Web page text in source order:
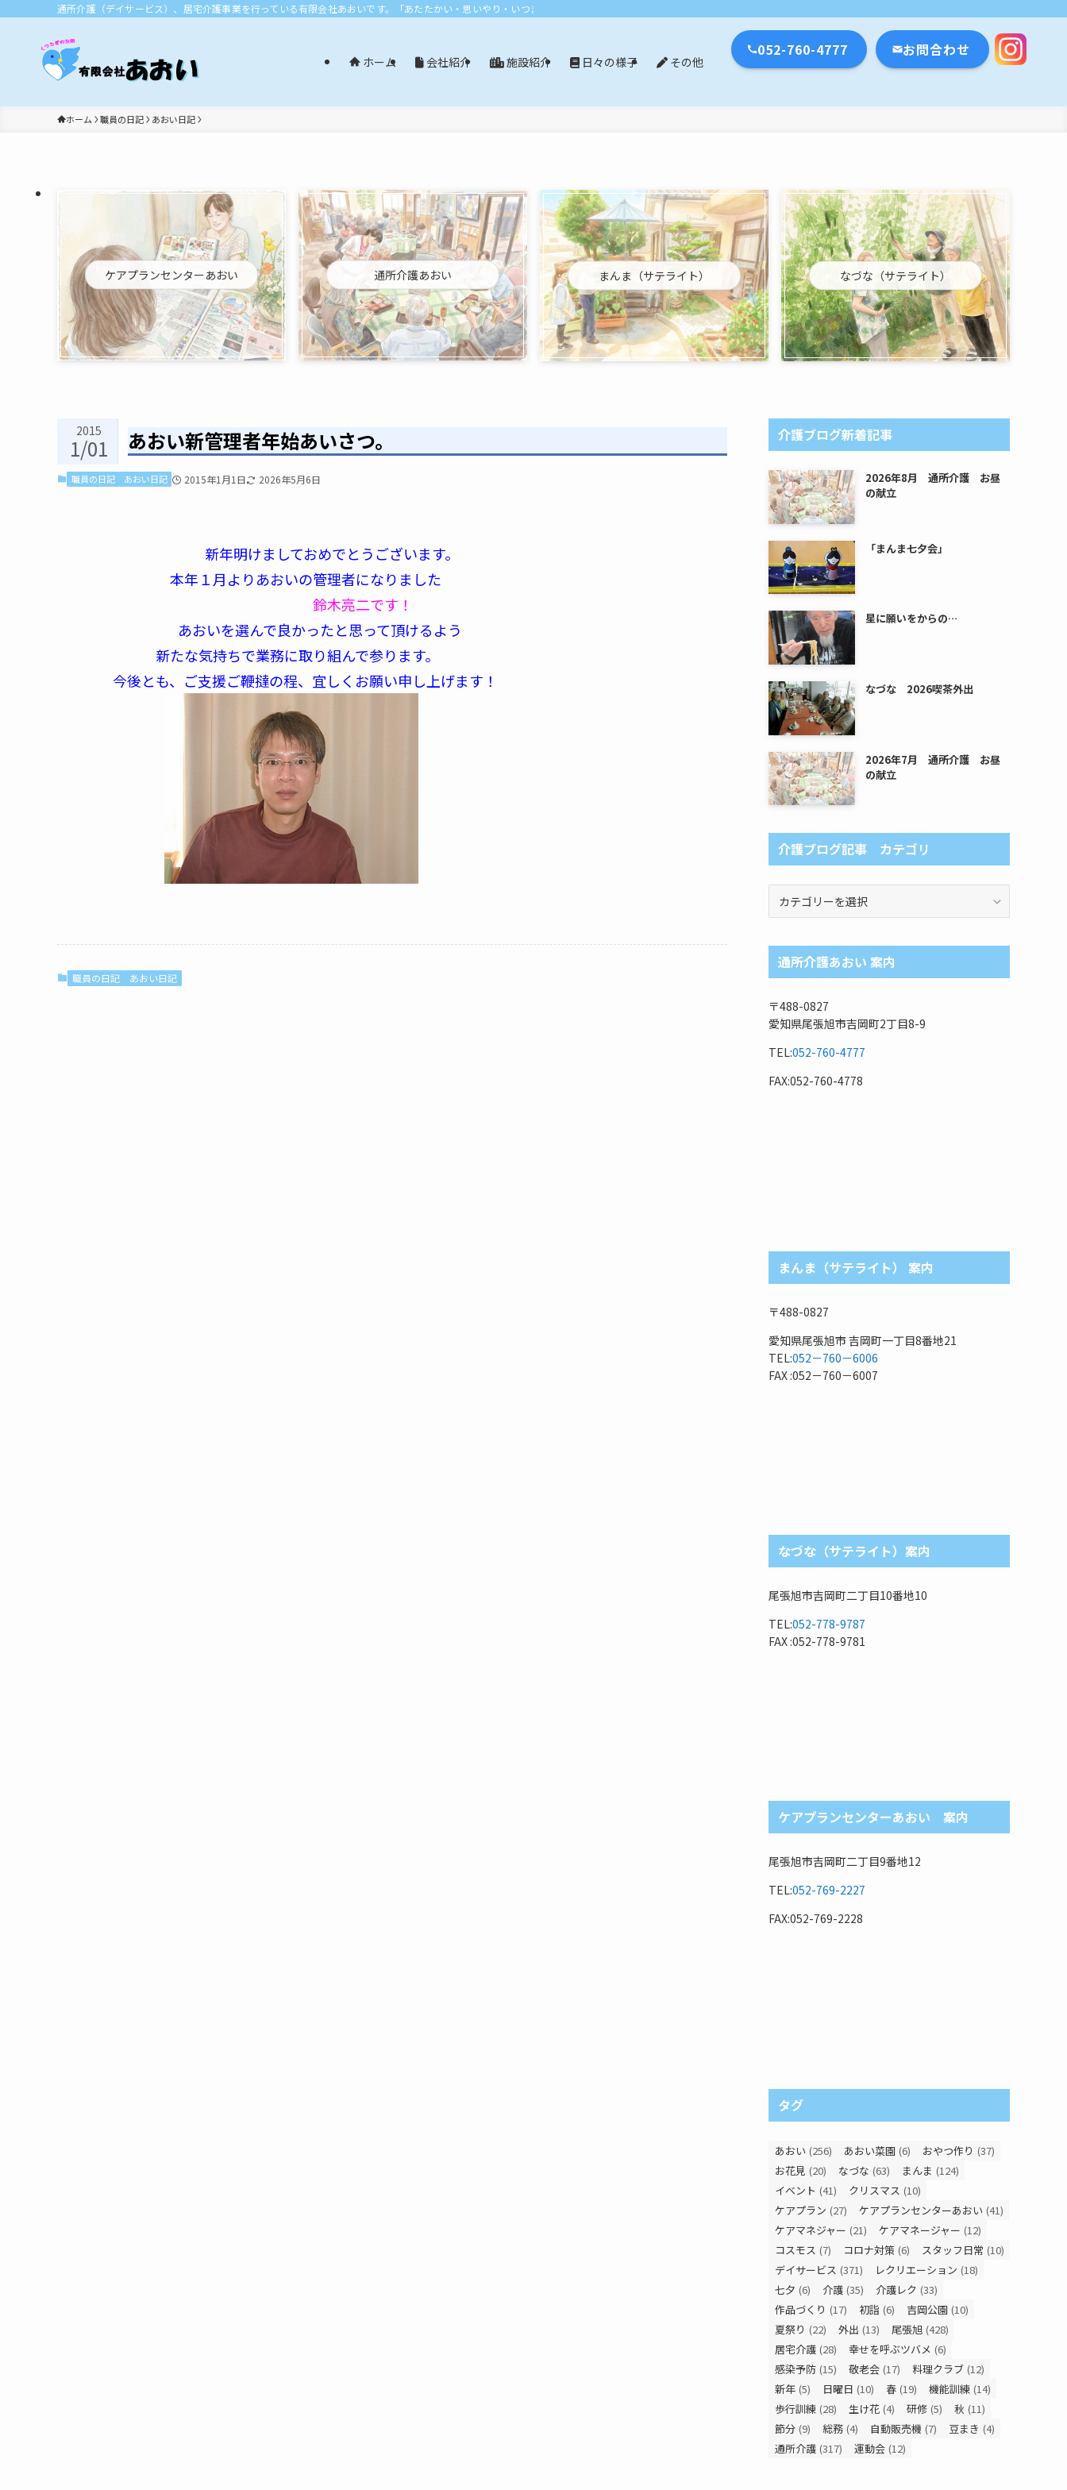
通所介護（デイサービス）、居宅介護事業を行っている有限会社あおいです。「あたたかい・思いやり・いつまでも」エリア：尾張旭市・長久手市・瀬戸市・名古屋市
ホーム 会社紹介 施設紹介 日々の様子 その他
052-760-4777 お問合わせ
ホーム 職員の日記 あおい日記
ケアプランセンターあおい 通所介護あおい まんま（サテライト） なづな（サテライト）
あおい新管理者年始あいさつ。
2015
1/01
職員の日記 あおい日記 2015年1月1日 2026年5月6日
新年明けましておめでとうございます。
本年１月よりあおいの管理者になりました
鈴木亮二です！
あおいを選んで良かったと思って頂けるよう
新たな気持ちで業務に取り組んで参ります。
今後とも、ご支援ご鞭撻の程、宜しくお願い申し上げます！
職員の日記 あおい日記
介護ブログ新着記事
2026年8月 通所介護 お昼
の献立
「まんま七夕会」
星に願いをからの…
なづな 2026喫茶外出
2026年7月 通所介護 お昼
の献立
介護ブログ記事 カテゴリ
ロ
グ
記
カ
テ
ゴ
通所介護あおい 案内
〒488-0827
愛知県尾張旭市吉岡町2丁目8-9
TEL:052-760-4777
FAX:052-760-4778
まんま（サテライト） 案内
〒488-0827
愛知県尾張旭市 吉岡町一丁目8番地21
TEL:052－760－6006
FAX :052－760－6007
なづな（サテライト）案内
尾張旭市吉岡町二丁目10番地10
TEL:052-778-9787
FAX :052-778-9781
ケアプランセンターあおい 案内
尾張旭市吉岡町二丁目9番地12
TEL:052-769-2227
FAX:052-769-2228
タグ
あおい (256) あおい菜園 (6) おやつ作り (37)
お花見 (20) なづな (63) まんま (124)
イベント (41) クリスマス (10)
ケアプラン (27) ケアプランセンターあおい (41)
ケアマネジャー (21) ケアマネージャー (12)
コスモス (7) コロナ対策 (6) スタッフ日常 (10)
デイサービス (371) レクリエーション (18)
七夕 (6) 介護 (35) 介護レク (33)
作品づくり (17) 初詣 (6) 吉岡公園 (10)
夏祭り (22) 外出 (13) 尾張旭 (428)
居宅介護 (28) 幸せを呼ぶツバメ (6)
感染予防 (15) 敬老会 (17) 料理クラブ (12)
新年 (5) 日曜日 (10) 春 (19) 機能訓練 (14)
歩行訓練 (28) 生け花 (4) 研修 (5) 秋 (11)
節分 (9) 総務 (4) 自動販売機 (7) 豆まき (4)
通所介護 (317) 運動会 (12)